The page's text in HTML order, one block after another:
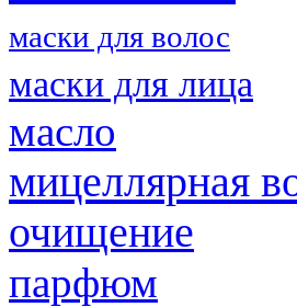
маски для волос
маски для лица
масло
мицеллярная
очищение
парфюм